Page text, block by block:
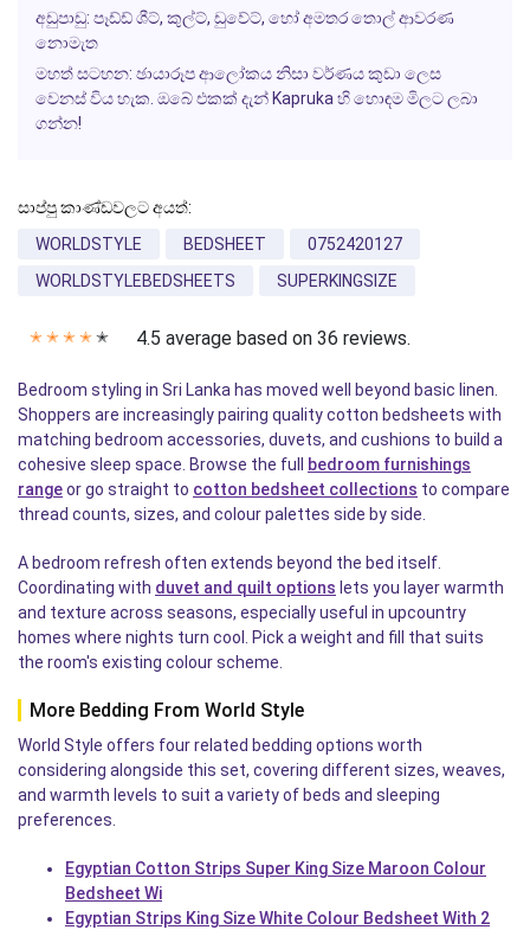
අඩුපාඩු: පෑඩ්ඩ් ශීට්, කුල්ට්, ඩුවේට්, හෝ අමතර තොල් ආවරණ
නොමැත
මහත් සටහන: ඡායාරූප ආලෝකය නිසා වර්ණය කුඩා ලෙස
වෙනස් විය හැක. ඔබේ එකක් දැන් Kapruka හි හොඳම මිලට ලබා
ගන්න!
සාප්පු කාණ්ඩවලට අයත්:
WORLDSTYLE
BEDSHEET
0752420127
WORLDSTYLEBEDSHEETS
SUPERKINGSIZE
✭ ✭ ✭ ✭ ✭ 4.5 average based on 36 reviews.
Bedroom styling in Sri Lanka has moved well beyond basic linen.
Shoppers are increasingly pairing quality cotton bedsheets with
matching bedroom accessories, duvets, and cushions to build a
cohesive sleep space. Browse the full
bedroom furnishings
rangeor go straight to cotton bedsheet collections to compare
thread counts, sizes, and colour palettes side by side.
A bedroom refresh often extends beyond the bed itself.
Coordinating with duvet and quilt options lets you layer warmth
and texture across seasons, especially useful in upcountry
homes where nights turn cool. Pick a weight and fill that suits
the room's existing colour scheme.
More Bedding From World Style
World Style offers four related bedding options worth
considering alongside this set, covering different sizes, weaves,
and warmth levels to suit a variety of beds and sleeping
preferences.
Egyptian Cotton Strips Super King Size Maroon Colour
Bedsheet Wi
Egyptian Strips King Size White Colour Bedsheet With 2